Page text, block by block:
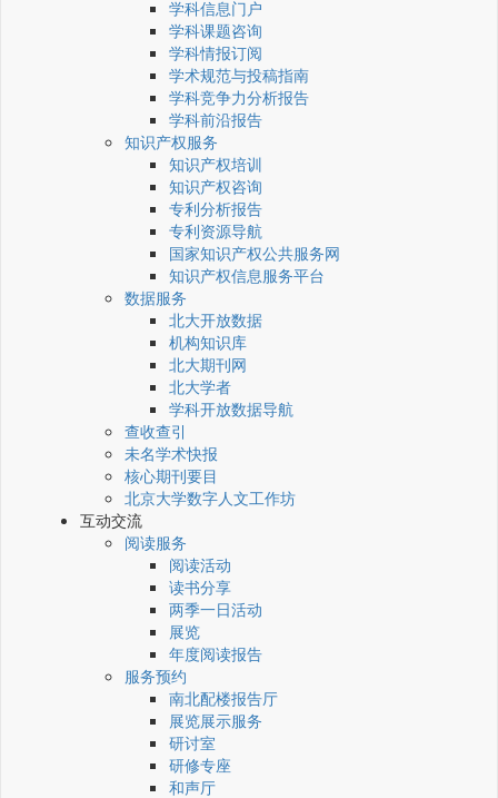
学科信息门户
学科课题咨询
学科情报订阅
学术规范与投稿指南
学科竞争力分析报告
学科前沿报告
知识产权服务
知识产权培训
知识产权咨询
专利分析报告
专利资源导航
国家知识产权公共服务网
知识产权信息服务平台
数据服务
北大开放数据
机构知识库
北大期刊网
北大学者
学科开放数据导航
查收查引
未名学术快报
核心期刊要目
北京大学数字人文工作坊
互动交流
阅读服务
阅读活动
读书分享
两季一日活动
展览
年度阅读报告
服务预约
南北配楼报告厅
展览展示服务
研讨室
研修专座
和声厅